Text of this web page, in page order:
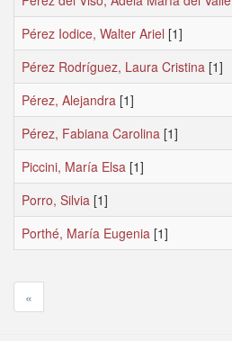
Pérez Iodice, Walter Ariel [1]
Pérez Rodríguez, Laura Cristina [1]
Pérez, Alejandra [1]
Pérez, Fabiana Carolina [1]
Piccini, María Elsa [1]
Porro, Silvia [1]
Porthé, María Eugenia [1]
«